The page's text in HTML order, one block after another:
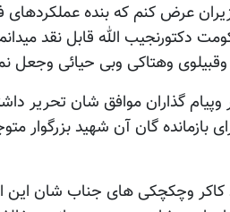
عرض کنم که بنده عملکردهای
دکتورنجیب الله قابل نقد
وهتاکی وبی حیائی وجعل
وپیام گذاران موافق شان تحریر
بازمانده گان آن شهید بزرگوار
کاکر وچکچکی های جناب شان